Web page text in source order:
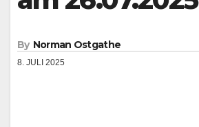
By Norman Ostgathe
8. JULI 2025